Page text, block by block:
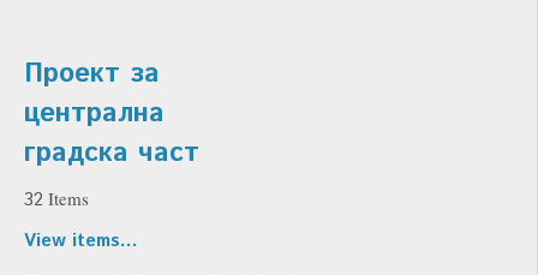
Проект за
централна
градска част
32 Items
View items...